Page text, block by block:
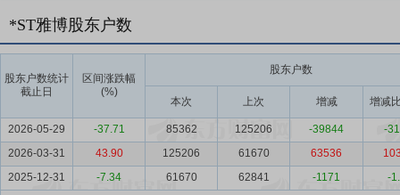
*ST雅博股东户数
股东户数统计
截止日
区间涨跌幅
(%)
股东户数
本次 上次 增减 增减
2026-05-29 -37.71 85362 125206 -39844
-
2026-03-31
43.90 125206 61670 63536
2025-12-31
-7.34 61670 62841 -1171 -